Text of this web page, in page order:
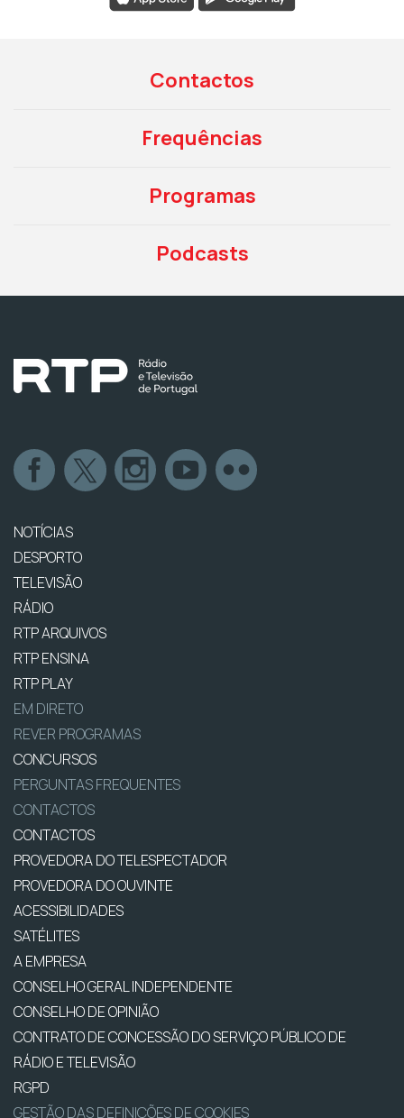
Contactos
Frequências
Programas
Podcasts
NOTÍCIAS
DESPORTO
TELEVISÃO
RÁDIO
RTP ARQUIVOS
RTP ENSINA
RTP PLAY
EM DIRETO
REVER PROGRAMAS
CONCURSOS
PERGUNTAS FREQUENTES
CONTACTOS
CONTACTOS
PROVEDORA DO TELESPECTADOR
PROVEDORA DO OUVINTE
ACESSIBILIDADES
SATÉLITES
A EMPRESA
CONSELHO GERAL INDEPENDENTE
CONSELHO DE OPINIÃO
CONTRATO DE CONCESSÃO DO SERVIÇO PÚBLICO DE
RÁDIO E TELEVISÃO
RGPD
GESTÃO DAS DEFINIÇÕES DE COOKIES